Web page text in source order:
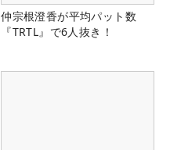
仲宗根澄香が平均パット数
『TRTL』で6人抜き！